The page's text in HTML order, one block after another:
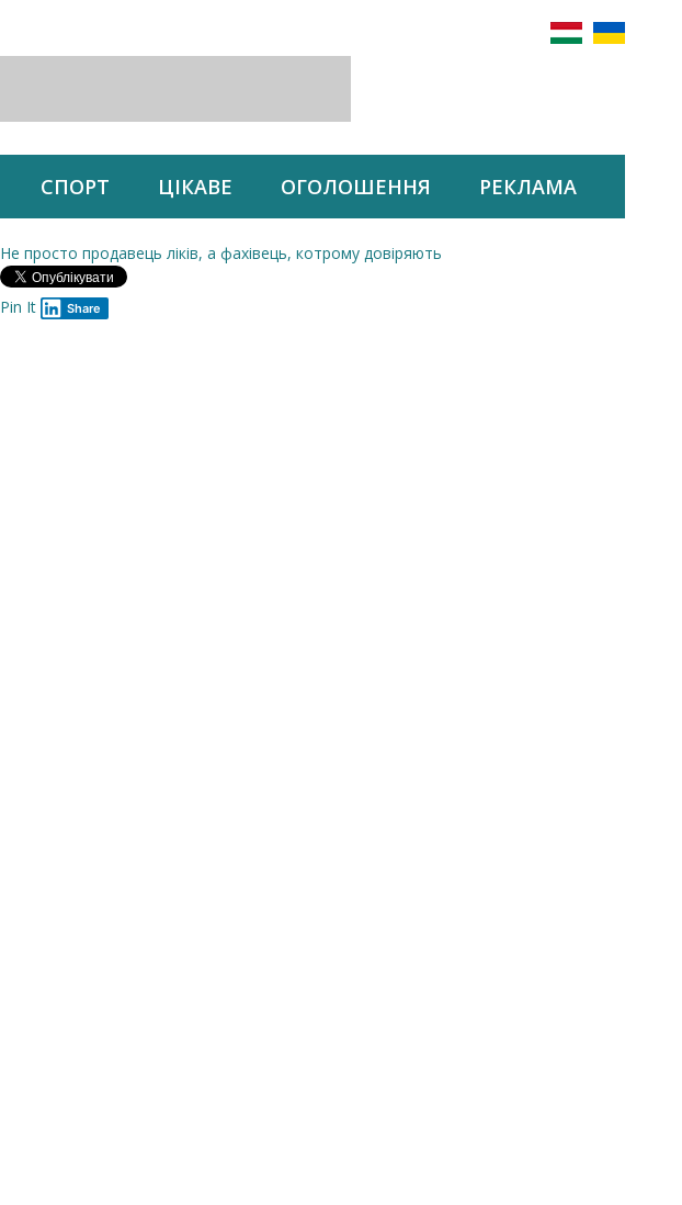
СПОРТ ЦІКАВЕ ОГОЛОШЕННЯ РЕКЛАМА
Не просто продавець ліків, а фахівець, котрому довіряють
Pin It Share